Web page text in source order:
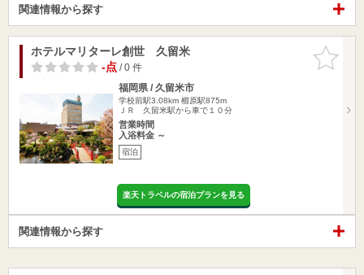
関連情報から探す
お気に入
りに追加
ホテルマリターレ創世 久留米
-点/ 0 件
福岡県 / 久留米市
学校前駅3.08km 櫛原駅875m
ＪＲ 久留米駅から車で１０分
営業時間
入浴料金 ～
宿泊
楽天トラベルの宿泊プランを見る
関連情報から探す